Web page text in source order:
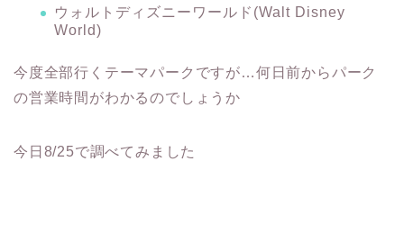
ウォルトディズニーワールド(Walt Disney
World)
今度全部行くテーマパークですが…何日前からパーク
の営業時間がわかるのでしょうか
今日8/25で調べてみました